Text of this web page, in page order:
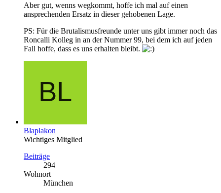
Aber gut, wenns wegkommt, hoffe ich mal auf einen
ansprechenden Ersatz in dieser gehobenen Lage.
PS: Für die Brutalismusfreunde unter uns gibt immer noch das
Roncalli Kolleg in an der Nummer 99, bei dem ich auf jeden
Fall hoffe, dass es uns erhalten bleibt.
Blaplakon
Wichtiges Mitglied
Beiträge
294
Wohnort
München